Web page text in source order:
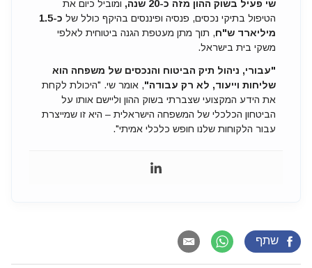
שי פעיל בשוק ההון מזה כ-20 שנה,
ומוביל כיום את
הטיפול בתיקי נכסים, פנסיה ופיננסים בהיקף כולל של
כ-1.5
מיליארד ש"ח, תוך מתן מעטפת הגנה ביטוחית לאלפי
משקי בית בישראל.
"עבורי, ניהול תיק הביטוח והנכסים של משפחה הוא
שליחות וייעוד, לא רק עבודה", אומר שי. "היכולת לקחת
את הידע המקצועי שצברתי בשוק ההון וליישם אותו על
הביטחון הכלכלי של המשפחה הישראלית – היא זו שמייצרת
עבור הלקוחות שלנו חופש כלכלי אמיתי".
שתף